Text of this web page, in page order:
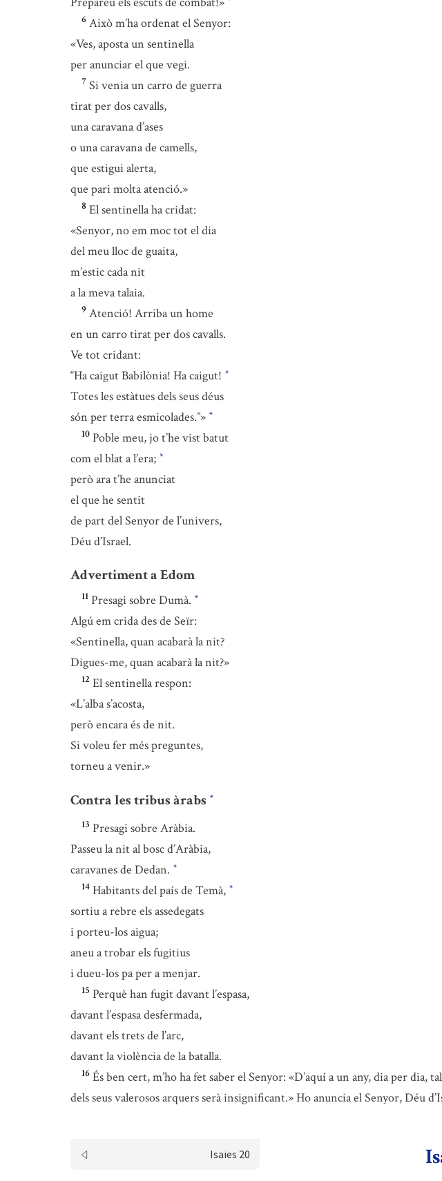
6 Això m’ha ordenat el Senyor:
«Ves, aposta un sentinella
per anunciar el que vegi.
7 Si venia un carro de guerra
tirat per dos cavalls,
una caravana d’ases
o una caravana de camells,
que estigui alerta,
que pari molta atenció.»
8 El sentinella ha cridat:
«Senyor, no em moc tot el dia
del meu lloc de guaita,
m’estic cada nit
a la meva talaia.
9 Atenció! Arriba un home
en un carro tirat per dos cavalls.
Ve tot cridant:
“Ha caigut Babilònia! Ha caigut! *
Totes les estàtues dels seus déus
són per terra esmicolades.”» *
10 Poble meu, jo t’he vist batut
com el blat a l’era; *
però ara t’he anunciat
el que he sentit
de part del Senyor de l’univers,
Déu d’Israel.
Advertiment a Edom
11 Presagi sobre Dumà. *
Algú em crida des de Seïr:
«Sentinella, quan acabarà la nit?
Digues-me, quan acabarà la nit?»
12 El sentinella respon:
«L’alba s’acosta,
però encara és de nit.
Si voleu fer més preguntes,
torneu a venir.»
Contra les tribus àrabs *
13 Presagi sobre Aràbia.
Passeu la nit al bosc d’Aràbia,
caravanes de Dedan. *
14 Habitants del país de Temà, *
sortiu a rebre els assedegats
i porteu-los aigua;
aneu a trobar els fugitius
i dueu-los pa per a menjar.
15 Perquè han fugit davant l’espasa,
davant l’espasa desfermada,
davant els trets de l’arc,
davant la violència de la batalla.
16 És ben cert, m’ho ha fet saber el Senyor: «D’aquí a un any, dia per dia,
dels seus valerosos arquers serà insignificant.» Ho anuncia el Senyor, Déu
Isaïes 20